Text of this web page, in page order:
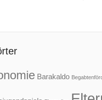
Barakaldo